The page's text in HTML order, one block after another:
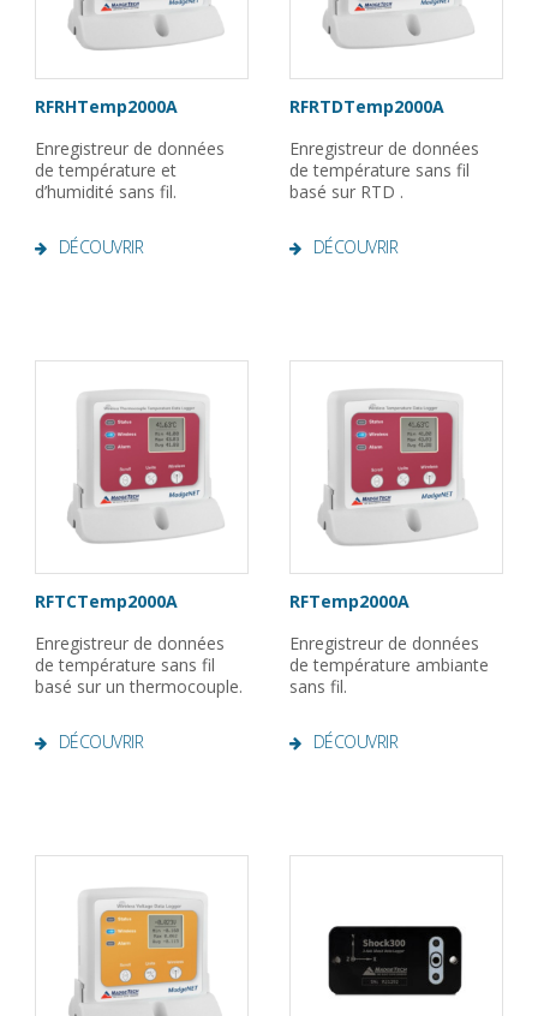
RFRHTemp2000A
Enregistreur de données
de température et
d’humidité sans fil.
DÉCOUVRIR
RFRTDTemp2000A
Enregistreur de données
de température sans fil
basé sur RTD .
DÉCOUVRIR
RFTCTemp2000A
Enregistreur de données
de température sans fil
basé sur un thermocouple.
DÉCOUVRIR
RFTemp2000A
Enregistreur de données
de température ambiante
sans fil.
DÉCOUVRIR